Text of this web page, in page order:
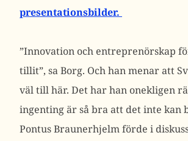
presentationsbilder.
”Innovation och entreprenörskap
tillit”, sa Borg. Och han menar att
väl till här. Det har han onekligen
ingenting är så bra att det inte kan
Pontus Braunerhjelm förde i